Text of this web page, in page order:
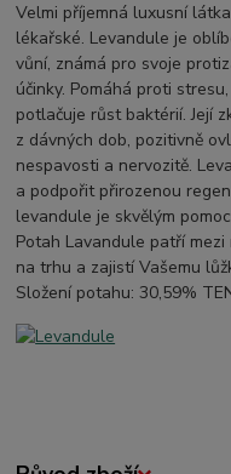
Velmi příjemná luxusní
lékařské. Levandule je
vůní, známá pro svoje
účinky. Pomáhá proti
potlačuje růst baktérií. Její
z dávných dob, pozitivně
nespavosti a nervozitě.
a podpořit přirozenou
levandule je skvělým
Potah Lavandule patří
na trhu a zajistí Vašemu
Složení potahu: 30,59%